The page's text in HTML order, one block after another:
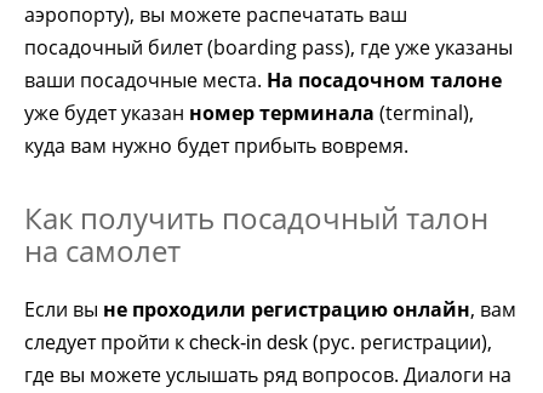
аэропорту), вы можете распечатать ваш
посадочный билет (boarding pass), где уже указаны
ваши посадочные места. На посадочном талоне
уже будет указан номер терминала (terminal),
куда вам нужно будет прибыть вовремя.
Как получить посадочный талон
на самолет
Если вы не проходили регистрацию онлайн, вам
следует пройти к check-in desk (рус. регистрации),
где вы можете услышать ряд вопросов. Диалоги на